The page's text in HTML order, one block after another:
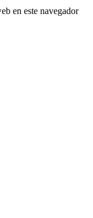
en este navegador